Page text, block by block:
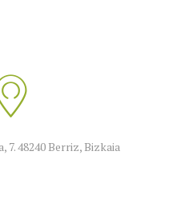
48240 Berriz, Bizkaia